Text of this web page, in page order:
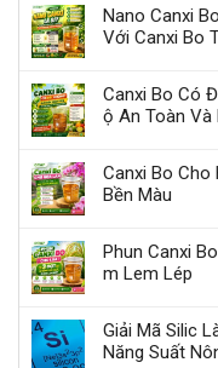
Nano Canxi
Với Canxi Bo
Canxi Bo Có
ộ An Toàn Và
Canxi Bo Cho
Bền Màu
Phun Canxi
m Lem Lép
Giải Mã Silic
Năng Suất